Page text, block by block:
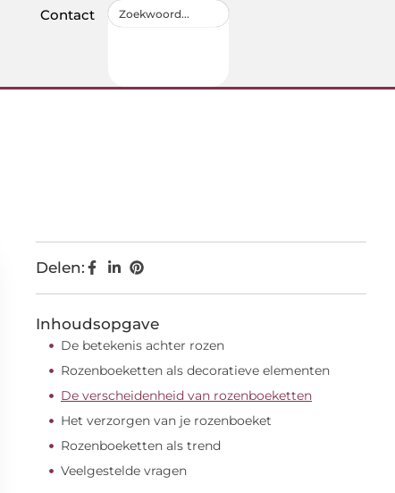
Contact
Delen:
Inhoudsopgave
De betekenis achter rozen
Rozenboeketten als decoratieve elementen
De verscheidenheid van rozenboeketten
Het verzorgen van je rozenboeket
Rozenboeketten als trend
Veelgestelde vragen